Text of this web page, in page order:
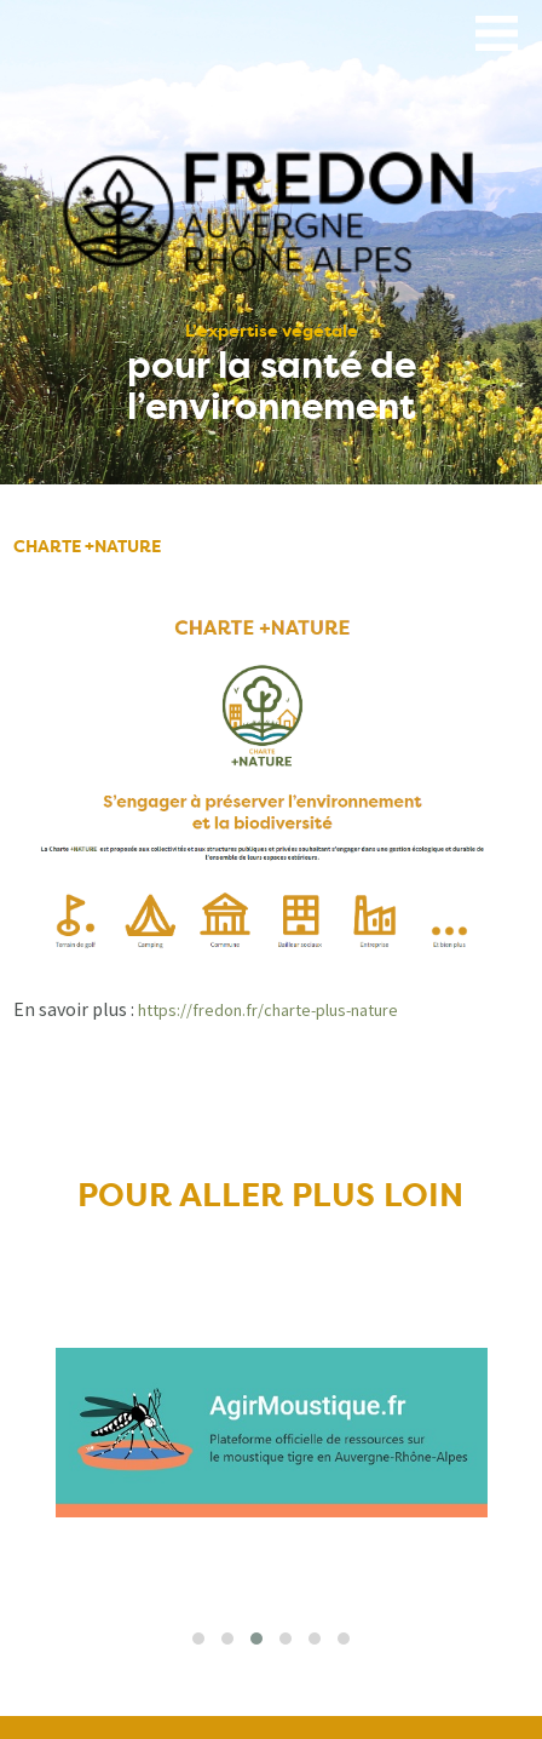
L’expertise végétale
pour la santé de
l’environnement
CHARTE +NATURE
En savoir plus :https://fredon.fr/charte-plus-nature
POUR ALLER PLUS LOIN